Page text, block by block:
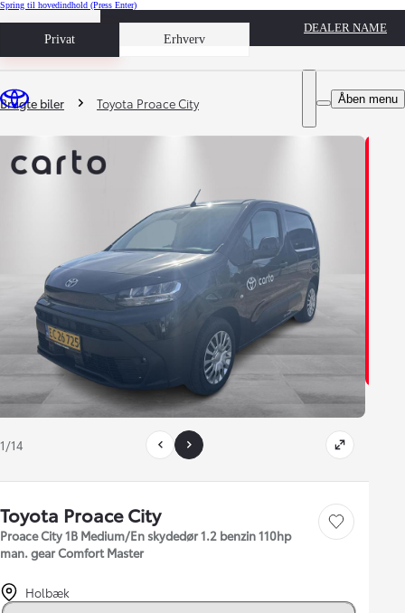
Spring til hovedindhold (Press Enter)
Privat Erhverv
Book prøvetur
DEALER NAME
Åben menu
Du er her
Brugte biler Toyota Proace City
1/14
Toyota Proace City
Proace City 1B Medium/En skydedør 1.2 benzin 110hp
man. gear Comfort Master
Gem bil
Holbæk